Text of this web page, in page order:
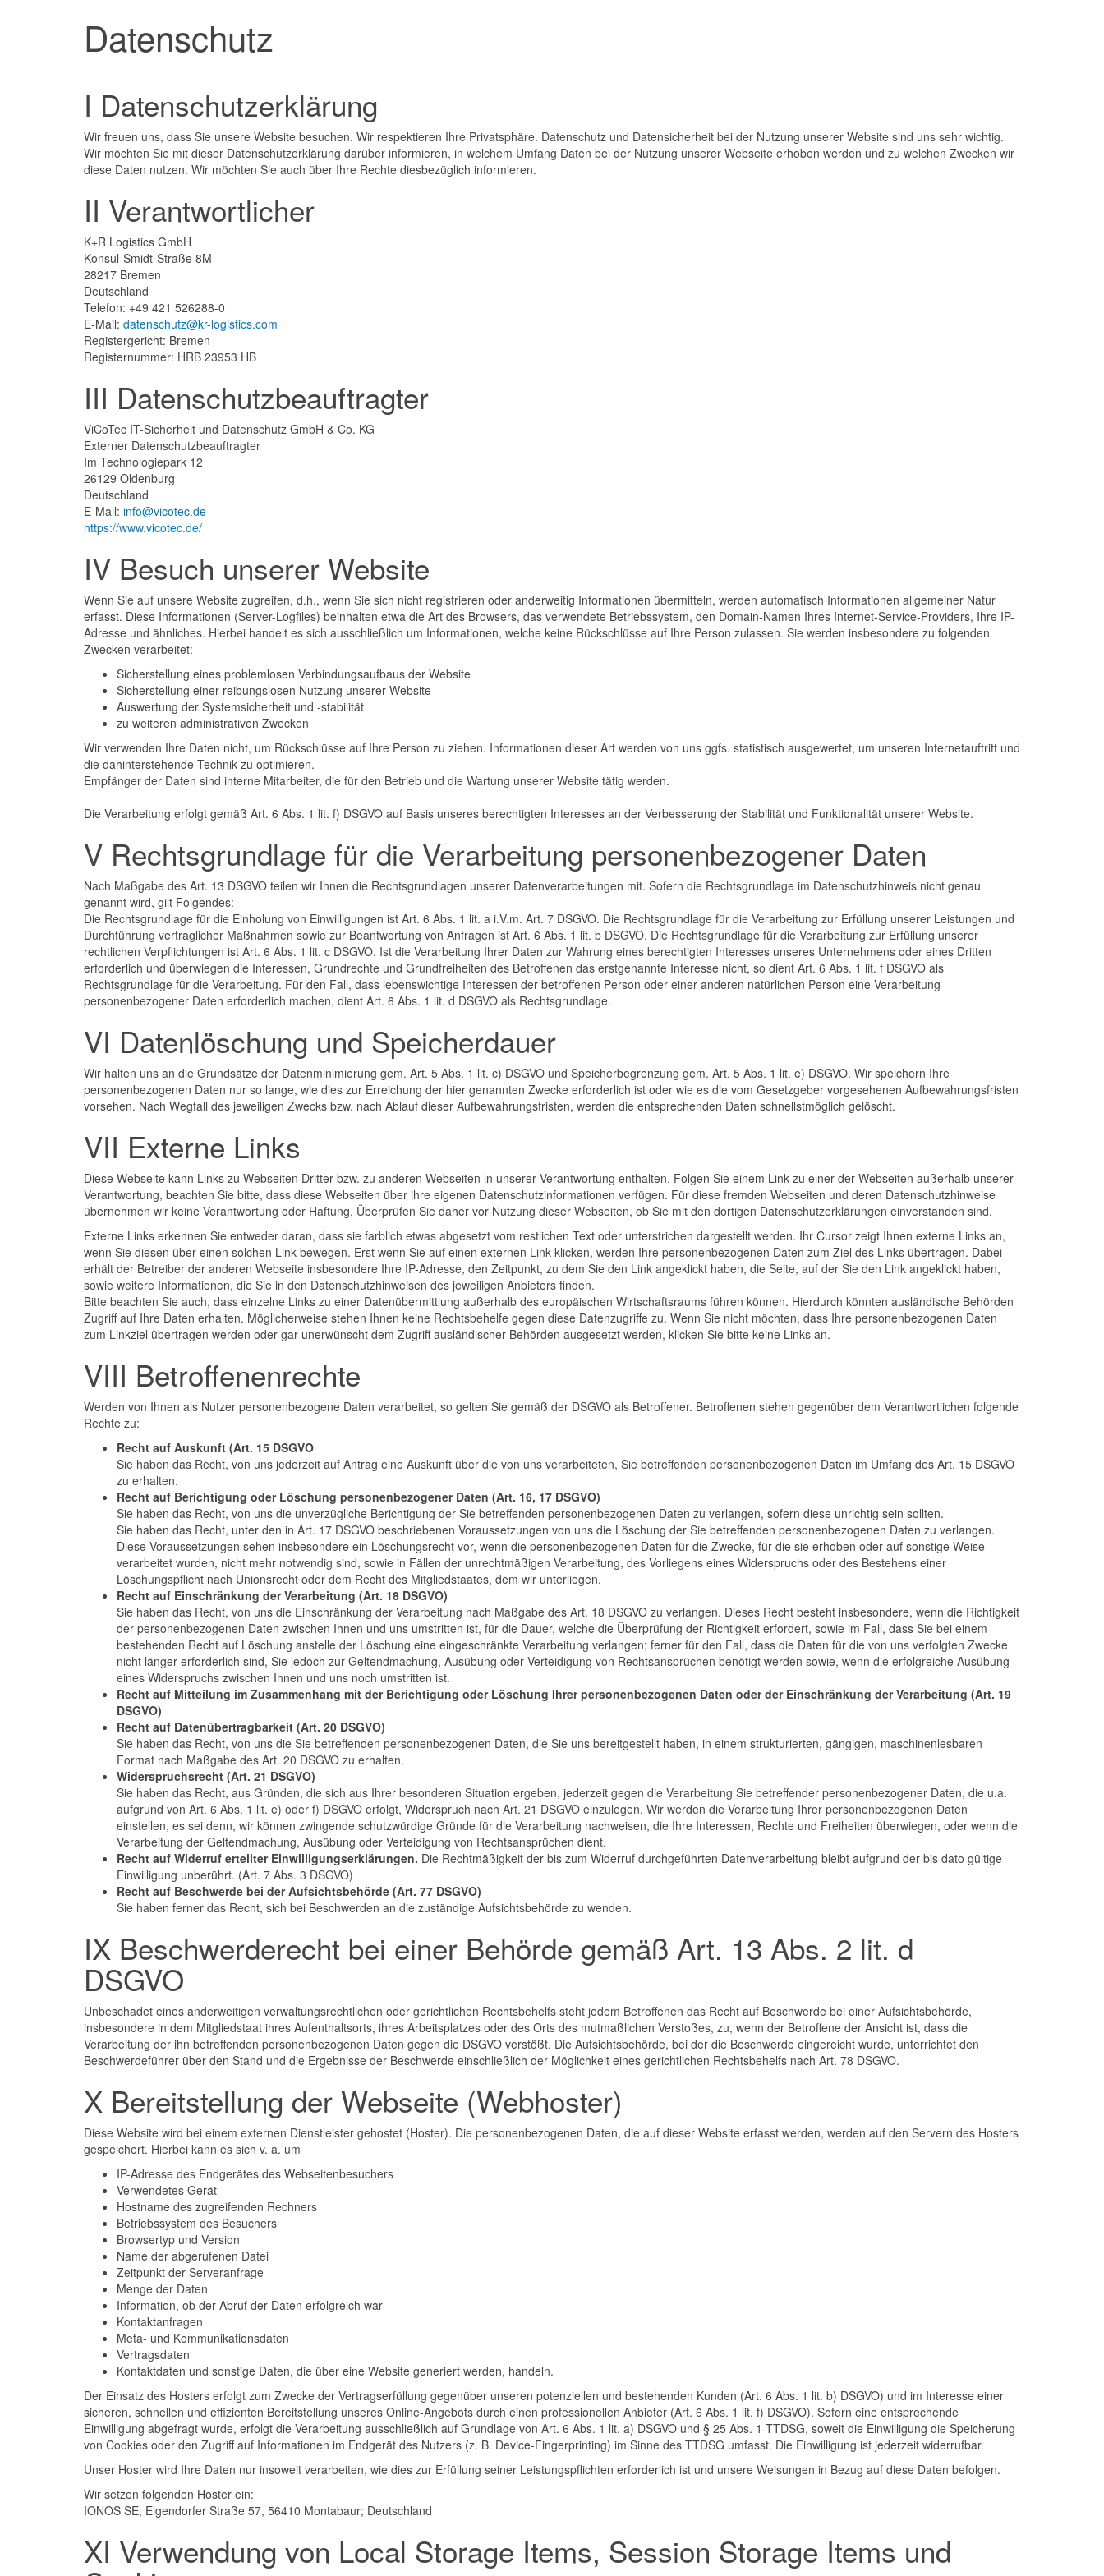
Datenschutz
I Datenschutzerklärung
Wir freuen uns, dass Sie unsere Website besuchen. Wir respektieren Ihre Privatsphäre. Datenschutz und Datensicherheit bei der Nutzung unserer Website sind uns sehr wichtig.
Wir möchten Sie mit dieser Datenschutzerklärung darüber informieren, in welchem Umfang Daten bei der Nutzung unserer Webseite erhoben werden und zu welchen Zwecken wir
diese Daten nutzen. Wir möchten Sie auch über Ihre Rechte diesbezüglich informieren.
II Verantwortlicher
K+R Logistics GmbH
Konsul-Smidt-Straße 8M
28217 Bremen
Deutschland
Telefon: +49 421 526288-0
E-Mail: datenschutz@kr-logistics.com
Registergericht: Bremen
Registernummer: HRB 23953 HB
III Datenschutzbeauftragter
ViCoTec IT-Sicherheit und Datenschutz GmbH & Co. KG
Externer Datenschutzbeauftragter
Im Technologiepark 12
26129 Oldenburg
Deutschland
E-Mail: info@vicotec.de
https://www.vicotec.de/
IV Besuch unserer Website
Wenn Sie auf unsere Website zugreifen, d.h., wenn Sie sich nicht registrieren oder anderweitig Informationen übermitteln, werden automatisch Informationen allgemeiner Natur
erfasst. Diese Informationen (Server-Logfiles) beinhalten etwa die Art des Browsers, das verwendete Betriebssystem, den Domain-Namen Ihres Internet-Service-Providers, Ihre IP-
Adresse und ähnliches. Hierbei handelt es sich ausschließlich um Informationen, welche keine Rückschlüsse auf Ihre Person zulassen. Sie werden insbesondere zu folgenden
Zwecken verarbeitet:
Sicherstellung eines problemlosen Verbindungsaufbaus der Website
Sicherstellung einer reibungslosen Nutzung unserer Website
Auswertung der Systemsicherheit und -stabilität
zu weiteren administrativen Zwecken
Wir verwenden Ihre Daten nicht, um Rückschlüsse auf Ihre Person zu ziehen. Informationen dieser Art werden von uns ggfs. statistisch ausgewertet, um unseren Internetauftritt und
die dahinterstehende Technik zu optimieren.
Empfänger der Daten sind interne Mitarbeiter, die für den Betrieb und die Wartung unserer Website tätig werden.
Die Verarbeitung erfolgt gemäß Art. 6 Abs. 1 lit. f) DSGVO auf Basis unseres berechtigten Interesses an der Verbesserung der Stabilität und Funktionalität unserer Website.
V Rechtsgrundlage für die Verarbeitung personenbezogener Daten
Nach Maßgabe des Art. 13 DSGVO teilen wir Ihnen die Rechtsgrundlagen unserer Datenverarbeitungen mit. Sofern die Rechtsgrundlage im Datenschutzhinweis nicht genau
genannt wird, gilt Folgendes:
Die Rechtsgrundlage für die Einholung von Einwilligungen ist Art. 6 Abs. 1 lit. a i.V.m. Art. 7 DSGVO. Die Rechtsgrundlage für die Verarbeitung zur Erfüllung unserer Leistungen und
Durchführung vertraglicher Maßnahmen sowie zur Beantwortung von Anfragen ist Art. 6 Abs. 1 lit. b DSGVO. Die Rechtsgrundlage für die Verarbeitung zur Erfüllung unserer
rechtlichen Verpflichtungen ist Art. 6 Abs. 1 lit. c DSGVO. Ist die Verarbeitung Ihrer Daten zur Wahrung eines berechtigten Interesses unseres Unternehmens oder eines Dritten
erforderlich und überwiegen die Interessen, Grundrechte und Grundfreiheiten des Betroffenen das erstgenannte Interesse nicht, so dient Art. 6 Abs. 1 lit. f DSGVO als
Rechtsgrundlage für die Verarbeitung. Für den Fall, dass lebenswichtige Interessen der betroffenen Person oder einer anderen natürlichen Person eine Verarbeitung
personenbezogener Daten erforderlich machen, dient Art. 6 Abs. 1 lit. d DSGVO als Rechtsgrundlage.
VI Datenlöschung und Speicherdauer
Wir halten uns an die Grundsätze der Datenminimierung gem. Art. 5 Abs. 1 lit. c) DSGVO und Speicherbegrenzung gem. Art. 5 Abs. 1 lit. e) DSGVO. Wir speichern Ihre
personenbezogenen Daten nur so lange, wie dies zur Erreichung der hier genannten Zwecke erforderlich ist oder wie es die vom Gesetzgeber vorgesehenen Aufbewahrungsfristen
vorsehen. Nach Wegfall des jeweiligen Zwecks bzw. nach Ablauf dieser Aufbewahrungsfristen, werden die entsprechenden Daten schnellstmöglich gelöscht.
VII Externe Links
Diese Webseite kann Links zu Webseiten Dritter bzw. zu anderen Webseiten in unserer Verantwortung enthalten. Folgen Sie einem Link zu einer der Webseiten außerhalb unserer
Verantwortung, beachten Sie bitte, dass diese Webseiten über ihre eigenen Datenschutzinformationen verfügen. Für diese fremden Webseiten und deren Datenschutzhinweise
übernehmen wir keine Verantwortung oder Haftung. Überprüfen Sie daher vor Nutzung dieser Webseiten, ob Sie mit den dortigen Datenschutzerklärungen einverstanden sind.
Externe Links erkennen Sie entweder daran, dass sie farblich etwas abgesetzt vom restlichen Text oder unterstrichen dargestellt werden. Ihr Cursor zeigt Ihnen externe Links an,
wenn Sie diesen über einen solchen Link bewegen. Erst wenn Sie auf einen externen Link klicken, werden Ihre personenbezogenen Daten zum Ziel des Links übertragen. Dabei
erhält der Betreiber der anderen Webseite insbesondere Ihre IP-Adresse, den Zeitpunkt, zu dem Sie den Link angeklickt haben, die Seite, auf der Sie den Link angeklickt haben,
sowie weitere Informationen, die Sie in den Datenschutzhinweisen des jeweiligen Anbieters finden.
Bitte beachten Sie auch, dass einzelne Links zu einer Datenübermittlung außerhalb des europäischen Wirtschaftsraums führen können. Hierdurch könnten ausländische Behörden
Zugriff auf Ihre Daten erhalten. Möglicherweise stehen Ihnen keine Rechtsbehelfe gegen diese Datenzugriffe zu. Wenn Sie nicht möchten, dass Ihre personenbezogenen Daten
zum Linkziel übertragen werden oder gar unerwünscht dem Zugriff ausländischer Behörden ausgesetzt werden, klicken Sie bitte keine Links an.
VIII Betroffenenrechte
Werden von Ihnen als Nutzer personenbezogene Daten verarbeitet, so gelten Sie gemäß der DSGVO als Betroffener. Betroffenen stehen gegenüber dem Verantwortlichen folgende
Rechte zu:
Recht auf Auskunft (Art. 15 DSGVO
Sie haben das Recht, von uns jederzeit auf Antrag eine Auskunft über die von uns verarbeiteten, Sie betreﬀenden personenbezogenen Daten im Umfang des Art. 15 DSGVO
zu erhalten.
Recht auf Berichtigung oder Löschung personenbezogener Daten (Art. 16, 17 DSGVO)
Sie haben das Recht, von uns die unverzügliche Berichtigung der Sie betreﬀenden personenbezogenen Daten zu verlangen, sofern diese unrichtig sein sollten.
Sie haben das Recht, unter den in Art. 17 DSGVO beschriebenen Voraussetzungen von uns die Löschung der Sie betreﬀenden personenbezogenen Daten zu verlangen.
Diese Voraussetzungen sehen insbesondere ein Löschungsrecht vor, wenn die personenbezogenen Daten für die Zwecke, für die sie erhoben oder auf sonstige Weise
verarbeitet wurden, nicht mehr notwendig sind, sowie in Fällen der unrechtmäßigen Verarbeitung, des Vorliegens eines Widerspruchs oder des Bestehens einer
Löschungspﬂicht nach Unionsrecht oder dem Recht des Mitgliedstaates, dem wir unterliegen.
Recht auf Einschränkung der Verarbeitung (Art. 18 DSGVO)
Sie haben das Recht, von uns die Einschränkung der Verarbeitung nach Maßgabe des Art. 18 DSGVO zu verlangen. Dieses Recht besteht insbesondere, wenn die Richtigkeit
der personenbezogenen Daten zwischen Ihnen und uns umstritten ist, für die Dauer, welche die Überprüfung der Richtigkeit erfordert, sowie im Fall, dass Sie bei einem
bestehenden Recht auf Löschung anstelle der Löschung eine eingeschränkte Verarbeitung verlangen; ferner für den Fall, dass die Daten für die von uns verfolgten Zwecke
nicht länger erforderlich sind, Sie jedoch zur Geltendmachung, Ausübung oder Verteidigung von Rechtsansprüchen benötigt werden sowie, wenn die erfolgreiche Ausübung
eines Widerspruchs zwischen Ihnen und uns noch umstritten ist.
Recht auf Mitteilung im Zusammenhang mit der Berichtigung oder Löschung Ihrer personenbezogenen Daten oder der Einschränkung der Verarbeitung (Art. 19
DSGVO)
Recht auf Datenübertragbarkeit (Art. 20 DSGVO)
Sie haben das Recht, von uns die Sie betreﬀenden personenbezogenen Daten, die Sie uns bereitgestellt haben, in einem strukturierten, gängigen, maschinenlesbaren
Format nach Maßgabe des Art. 20 DSGVO zu erhalten.
Widerspruchsrecht (Art. 21 DSGVO)
Sie haben das Recht, aus Gründen, die sich aus Ihrer besonderen Situation ergeben, jederzeit gegen die Verarbeitung Sie betreﬀender personenbezogener Daten, die u.a.
aufgrund von Art. 6 Abs. 1 lit. e) oder f) DSGVO erfolgt, Widerspruch nach Art. 21 DSGVO einzulegen. Wir werden die Verarbeitung Ihrer personenbezogenen Daten
einstellen, es sei denn, wir können zwingende schutzwürdige Gründe für die Verarbeitung nachweisen, die Ihre Interessen, Rechte und Freiheiten überwiegen, oder wenn die
Verarbeitung der Geltendmachung, Ausübung oder Verteidigung von Rechtsansprüchen dient.
Recht auf Widerruf erteilter Einwilligungserklärungen. Die Rechtmäßigkeit der bis zum Widerruf durchgeführten Datenverarbeitung bleibt aufgrund der bis dato gültige
Einwilligung unberührt. (Art. 7 Abs. 3 DSGVO)
Recht auf Beschwerde bei der Aufsichtsbehörde (Art. 77 DSGVO)
Sie haben ferner das Recht, sich bei Beschwerden an die zuständige Aufsichtsbehörde zu wenden.
IX Beschwerderecht bei einer Behörde gemäß Art. 13 Abs. 2 lit. d
DSGVO
Unbeschadet eines anderweitigen verwaltungsrechtlichen oder gerichtlichen Rechtsbehelfs steht jedem Betroffenen das Recht auf Beschwerde bei einer Aufsichtsbehörde,
insbesondere in dem Mitgliedstaat ihres Aufenthaltsorts, ihres Arbeitsplatzes oder des Orts des mutmaßlichen Verstoßes, zu, wenn der Betroffene der Ansicht ist, dass die
Verarbeitung der ihn betreffenden personenbezogenen Daten gegen die DSGVO verstößt. Die Aufsichtsbehörde, bei der die Beschwerde eingereicht wurde, unterrichtet den
Beschwerdeführer über den Stand und die Ergebnisse der Beschwerde einschließlich der Möglichkeit eines gerichtlichen Rechtsbehelfs nach Art. 78 DSGVO.
X Bereitstellung der Webseite (Webhoster)
Diese Website wird bei einem externen Dienstleister gehostet (Hoster). Die personenbezogenen Daten, die auf dieser Website erfasst werden, werden auf den Servern des Hosters
gespeichert. Hierbei kann es sich v. a. um
IP-Adresse des Endgerätes des Webseitenbesuchers
Verwendetes Gerät
Hostname des zugreifenden Rechners
Betriebssystem des Besuchers
Browsertyp und Version
Name der abgerufenen Datei
Zeitpunkt der Serveranfrage
Menge der Daten
Information, ob der Abruf der Daten erfolgreich war
Kontaktanfragen
Meta- und Kommunikationsdaten
Vertragsdaten
Kontaktdaten und sonstige Daten, die über eine Website generiert werden, handeln.
Der Einsatz des Hosters erfolgt zum Zwecke der Vertragserfüllung gegenüber unseren potenziellen und bestehenden Kunden (Art. 6 Abs. 1 lit. b) DSGVO) und im Interesse einer
sicheren, schnellen und effizienten Bereitstellung unseres Online-Angebots durch einen professionellen Anbieter (Art. 6 Abs. 1 lit. f) DSGVO). Sofern eine entsprechende
Einwilligung abgefragt wurde, erfolgt die Verarbeitung ausschließlich auf Grundlage von Art. 6 Abs. 1 lit. a) DSGVO und § 25 Abs. 1 TTDSG, soweit die Einwilligung die Speicherung
von Cookies oder den Zugriff auf Informationen im Endgerät des Nutzers (z. B. Device-Fingerprinting) im Sinne des TTDSG umfasst. Die Einwilligung ist jederzeit widerrufbar.
Unser Hoster wird Ihre Daten nur insoweit verarbeiten, wie dies zur Erfüllung seiner Leistungspflichten erforderlich ist und unsere Weisungen in Bezug auf diese Daten befolgen.
Wir setzen folgenden Hoster ein:
IONOS SE, Elgendorfer Straße 57, 56410 Montabaur; Deutschland
XI Verwendung von Local Storage Items, Session Storage Items und